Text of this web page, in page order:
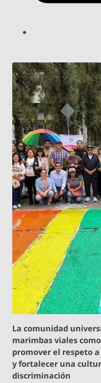
La comunidad
marimbas viales
promover el respeto
y fortalecer una
discriminación